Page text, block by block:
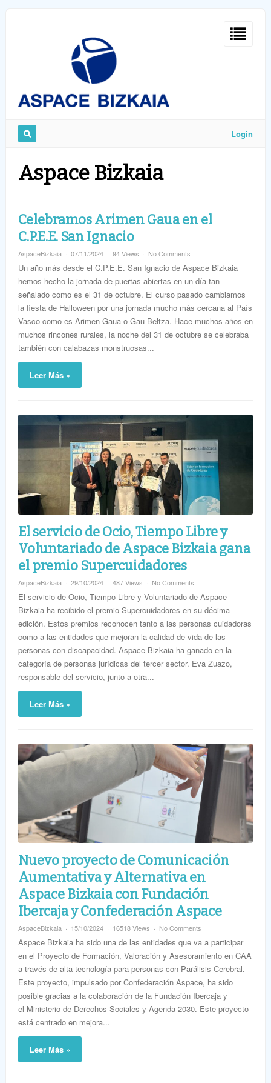
Remember
Me
Login
Aspace Bizkaia
Celebramos Arimen Gaua en el
C.P.E.E. San Ignacio
AspaceBizkaia 07/11/2024 94 Views No Comments
Un año más desde el C.P.E.E. San Ignacio de Aspace Bizkaia
hemos hecho la jornada de puertas abiertas en un día tan
señalado como es el 31 de octubre. El curso pasado cambiamos
la fiesta de Halloween por una jornada mucho más cercana al País
Vasco como es Arimen Gaua o Gau Beltza. Hace muchos años en
muchos rincones rurales, la noche del 31 de octubre se celebraba
también con calabazas monstruosas...
Leer Más »
El servicio de Ocio, Tiempo Libre y
Voluntariado de Aspace Bizkaia gana
el premio Supercuidadores
AspaceBizkaia 29/10/2024 487 Views No Comments
El servicio de Ocio, Tiempo Libre y Voluntariado de Aspace
Bizkaia ha recibido el premio Supercuidadores en su décima
edición. Estos premios reconocen tanto a las personas cuidadoras
como a las entidades que mejoran la calidad de vida de las
personas con discapacidad. Aspace Bizkaia ha ganado en la
categoría de personas jurídicas del tercer sector. Eva Zuazo,
responsable del servicio, junto a otra...
Leer Más »
Nuevo proyecto de Comunicación
Aumentativa y Alternativa en
Aspace Bizkaia con Fundación
Ibercaja y Confederación Aspace
AspaceBizkaia 15/10/2024 16518 Views No Comments
Aspace Bizkaia ha sido una de las entidades que va a participar
en el Proyecto de Formación, Valoración y Asesoramiento en CAA
a través de alta tecnología para personas con Parálisis Cerebral.
Este proyecto, impulsado por Confederación Aspace, ha sido
posible gracias a la colaboración de la Fundación Ibercaja y
el Ministerio de Derechos Sociales y Agenda 2030. Este proyecto
está centrado en mejora...
Leer Más »